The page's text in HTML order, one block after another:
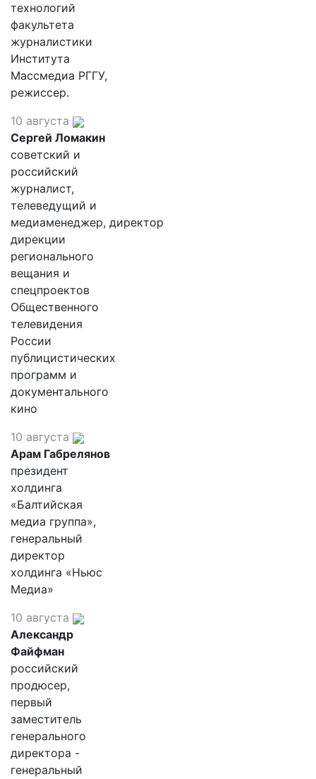
технологий
факультета
журналистики
Института
Массмедиа РГГУ,
режиссер.
10 августа
Сергей Ломакин
советский и
российский
журналист,
телеведущий и
медиаменеджер, директор
дирекции
регионального
вещания и
спецпроектов
Общественного
телевидения
России
публицистических
программ и
документального
кино
10 августа
Арам Габрелянов
президент
холдинга
«Балтийская
медиа группа»,
генеральный
директор
холдинга «Ньюс
Медиа»
10 августа
Александр
Файфман
российский
продюсер,
первый
заместитель
генерального
директора -
генеральный